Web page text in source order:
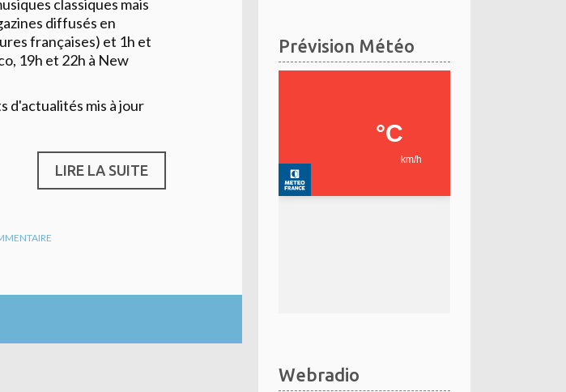
classiques mais
diffusés en
françaises) et 1h et
19h et 22h à New
d'actualités mis à jour
LIRE LA SUITE
Prévision Météo
Webradio